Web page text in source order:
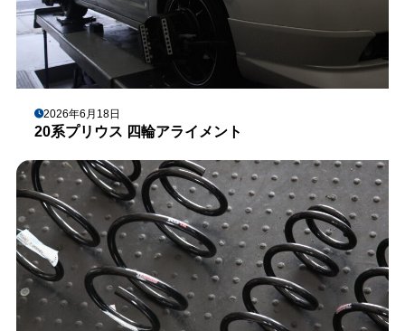
2026年6月18日
20系プリウス 四輪アライメント